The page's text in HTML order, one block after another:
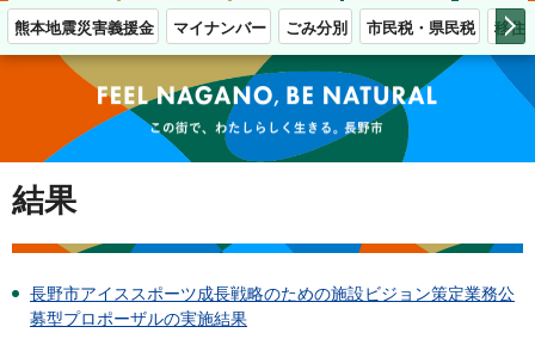
熊本地震災害義援金 マイナンバー ごみ分別 市民税・県民税 移住
この街で、わたしらしく生きる。長野市
結果
長野市アイススポーツ成長戦略のための施設ビジョン策定業務公
募型プロポーザルの実施結果